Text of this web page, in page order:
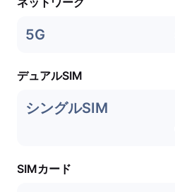
5G
デュアルSIM
シングルSIM
SIMカード